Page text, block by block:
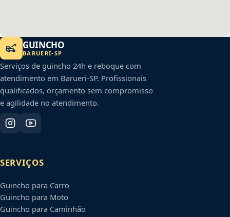
GUINCHO
BARUERI-SP
Serviços de guincho 24h e reboque com
atendimento em Barueri-SP. Profissionais
qualificados, orçamento sem compromisso
e agilidade no atendimento.
SERVIÇOS
Guincho para Carro
Guincho para Moto
Guincho para Caminhão